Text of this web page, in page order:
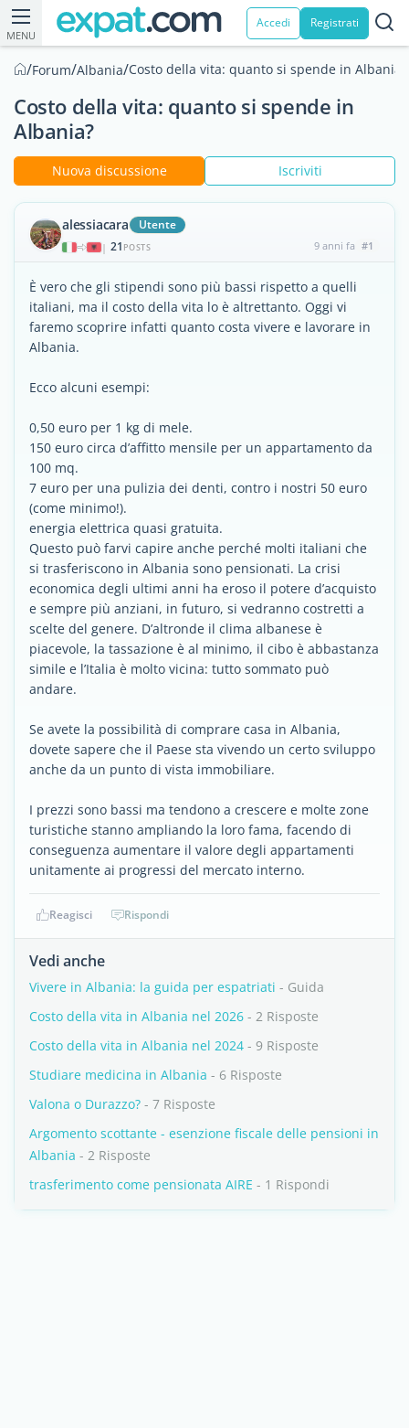
MENU
Accedi Registrati
/Forum/Albania/Costo della vita: quanto si spende in Albania?
Costo della vita: quanto si spende in
Albania?
Nuova discussione Iscriviti
alessiacara Utente
| 21 POSTS 9 anni fa #1
È vero che gli stipendi sono più bassi rispetto a quelli
italiani, ma il costo della vita lo è altrettanto. Oggi vi
faremo scoprire infatti quanto costa vivere e lavorare in
Albania.
Ecco alcuni esempi:
0,50 euro per 1 kg di mele.
150 euro circa d’affitto mensile per un appartamento da
100 mq.
7 euro per una pulizia dei denti, contro i nostri 50 euro
(come minimo!).
energia elettrica quasi gratuita.
Questo può farvi capire anche perché molti italiani che
si trasferiscono in Albania sono pensionati. La crisi
economica degli ultimi anni ha eroso il potere d’acquisto
e sempre più anziani, in futuro, si vedranno costretti a
scelte del genere. D’altronde il clima albanese è
piacevole, la tassazione è al minimo, il cibo è abbastanza
simile e l’Italia è molto vicina: tutto sommato può
andare.
Se avete la possibilità di comprare casa in Albania,
dovete sapere che il Paese sta vivendo un certo sviluppo
anche da un punto di vista immobiliare.
I prezzi sono bassi ma tendono a crescere e molte zone
turistiche stanno ampliando la loro fama, facendo di
conseguenza aumentare il valore degli appartamenti
unitamente ai progressi del mercato interno.
Reagisci Rispondi
Vedi anche
Vivere in Albania: la guida per espatriati - Guida
Costo della vita in Albania nel 2026 - 2 Risposte
Costo della vita in Albania nel 2024 - 9 Risposte
Studiare medicina in Albania - 6 Risposte
Valona o Durazzo? - 7 Risposte
Argomento scottante - esenzione fiscale delle pensioni in
Albania - 2 Risposte
trasferimento come pensionata AIRE - 1 Rispondi